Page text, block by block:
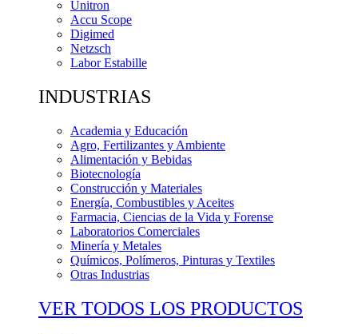
Unitron
Accu Scope
Digimed
Netzsch
Labor Estabille
INDUSTRIAS
Academia y Educación
Agro, Fertilizantes y Ambiente
Alimentación y Bebidas
Biotecnología
Construcción y Materiales
Energía, Combustibles y Aceites
Farmacia, Ciencias de la Vida y Forense
Laboratorios Comerciales
Minería y Metales
Químicos, Polímeros, Pinturas y Textiles
Otras Industrias
VER TODOS LOS PRODUCTOS